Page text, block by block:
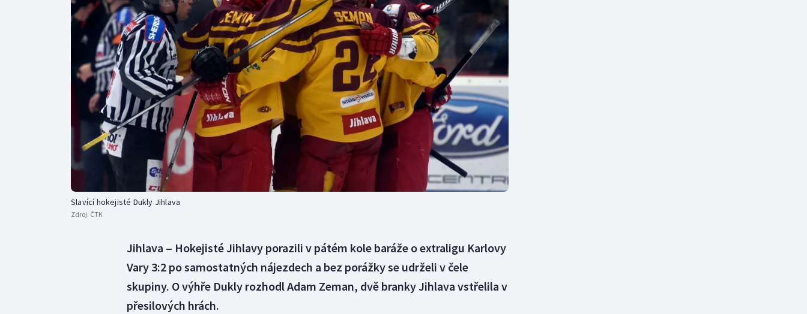
Curling
Dostihy
Florbal
Futsal
Golf
Gymnastika
Moderní pětiboj
Motorsport
Olympijské hry
Parasport
Plavání
Plážový volejbal
Triatlon
Veslování
Vodní slalom
Volejbal
Ostatní
Slavící hokejisté Dukly Jihlava
Zdroj: ČTK
Jihlava ‒ Hokejisté Jihlavy porazili v pátém kole baráže o extraligu Karlovy
Vary 3:2 po samostatných nájezdech a bez porážky se udrželi v čele
skupiny. O výhře Dukly rozhodl Adam Zeman, dvě branky Jihlava vstřelila v
přesilových hrách.